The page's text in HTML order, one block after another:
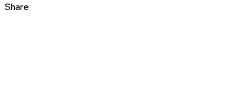
Share